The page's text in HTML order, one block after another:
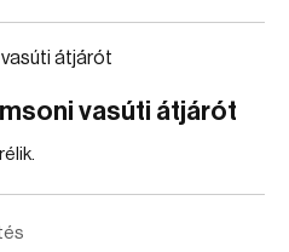
vasúti átjárót